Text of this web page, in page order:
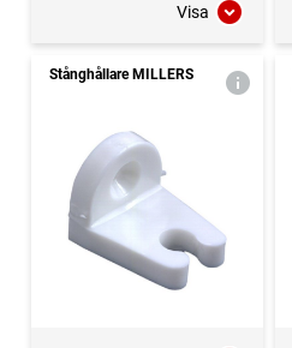
Visa
Stånghållare MILLERS